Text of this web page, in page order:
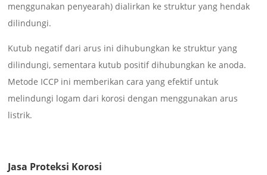
menggunakan penyearah) dialirkan ke struktur yang hendak
dilindungi.
Kutub negatif dari arus ini dihubungkan ke struktur yang
dilindungi, sementara kutub positif dihubungkan ke anoda.
Metode ICCP ini memberikan cara yang efektif untuk
melindungi logam dari korosi dengan menggunakan arus
listrik.
Jasa Proteksi Korosi